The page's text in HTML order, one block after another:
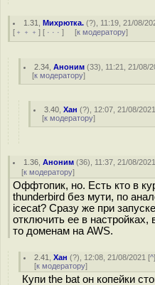
1.31 ,Михрютка. (?), 11:19, 21/08/
[ ﹢﹢﹢ ] [ · · · ] [к модератору]
2.34 ,Аноним (33), 11:21, 21/08/
[к модератору]
3.40 ,Хан (?), 12:07, 21/08/
[к модератору]
1.36 ,Аноним (36), 11:37, 21/08/
[к модератору]
Оффтопик, но. Есть кто в
thunderbird без мути, по
icecat? Сразу же при
отключить ее в настройках,
то доменам на AWS.
2.41 ,Хан (?), 12:08, 21/08/2021 [^
[к модератору]
Купи the bat он копейки